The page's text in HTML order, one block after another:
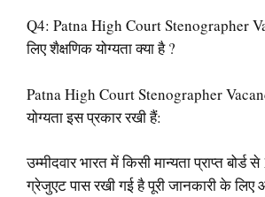
Q4: Patna High Court Stenographer
लिए शैक्षणिक योग्यता क्या है ?
Patna High Court Stenographer
योग्यता इस प्रकार रखी हैं:
उम्मीदवार भारत में किसी मान्यता प्राप्त बोर्ड से
ग्रेजुएट पास रखी गई है पूरी जानकारी के लिए